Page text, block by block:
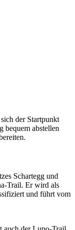
der Startpunkt
bequem abstellen
Schartegg und
Trail. Er wird als
und führt vom